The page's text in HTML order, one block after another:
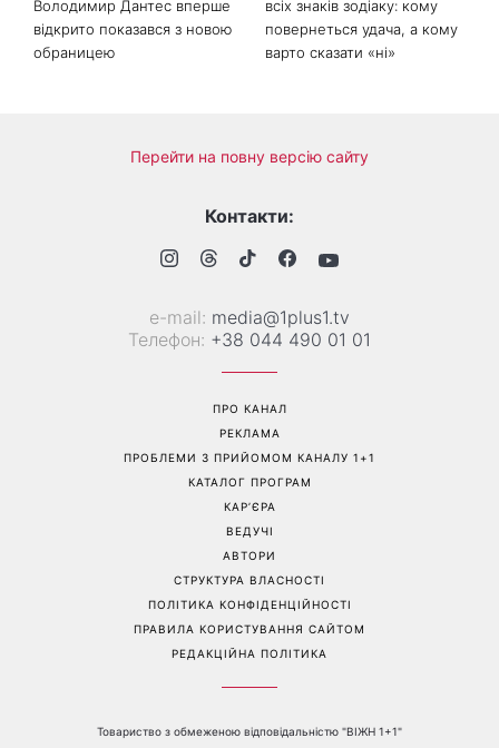
Більше не приховує кохану:
Володимир Дантес вперше
відкрито показався з новою
Гороскоп на 8 серпня для
всіх знаків зодіаку: кому
повернеться удача, а кому
варто сказати «ні»